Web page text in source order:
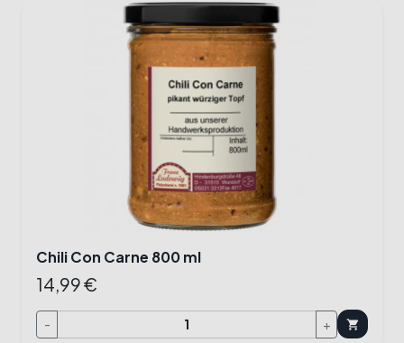
Chili Con Carne 800 ml
14,99 €
- + shopping_cart